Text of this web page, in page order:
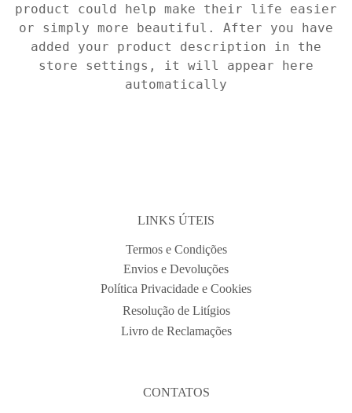
product could help make their life easier
or simply more beautiful. After you have
added your product description in the
store settings, it will appear here
automatically
LINKS ÚTEIS
Termos e Condições
Envios e Devoluções
Política Privacidade e Cookies
Resolução de Litígios
Livro de Reclamações
CONTATOS